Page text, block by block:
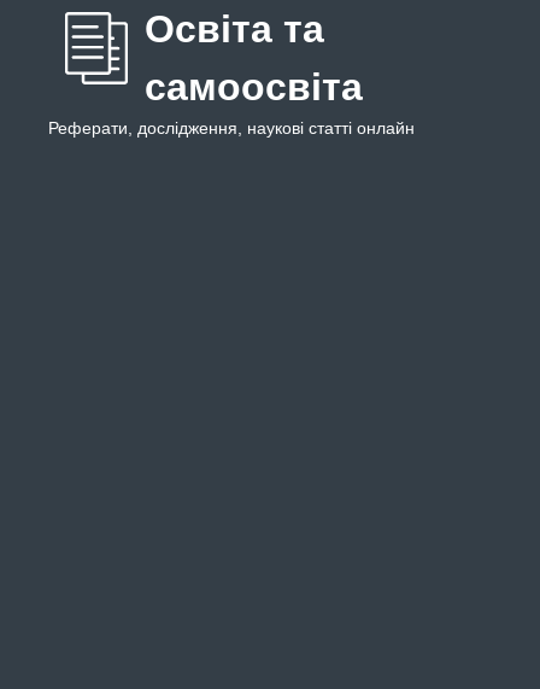
Освіта та
самоосвіта
Реферати, дослідження, наукові статті онлайн